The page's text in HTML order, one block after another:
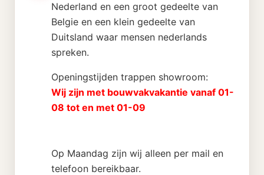
Nederland en een groot gedeelte van
Belgie en een klein gedeelte van
Duitsland waar mensen nederlands
spreken.
Openingstijden trappen showroom:
Wij zijn met bouwvakvakantie vanaf 01-
08 tot en met 01-09
Op Maandag zijn wij alleen per mail en
telefoon bereikbaar.